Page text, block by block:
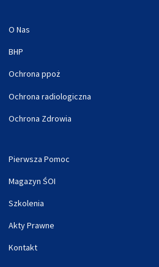
O Nas
BHP
Ochrona ppoż
Ochrona radiologiczna
Ochrona Zdrowia
Pierwsza Pomoc
Magazyn ŚOI
Szkolenia
Akty Prawne
Kontakt